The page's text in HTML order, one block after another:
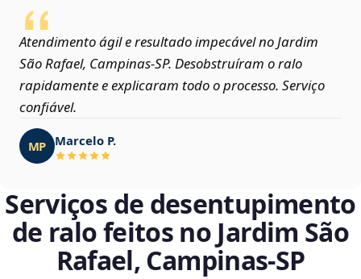
Atendimento ágil e resultado impecável no Jardim
São Rafael, Campinas‑SP. Desobstruíram o ralo
rapidamente e explicaram todo o processo. Serviço
confiável.
MP Marcelo P.
Serviços de desentupimento
de ralo feitos no Jardim São
Rafael, Campinas‑SP